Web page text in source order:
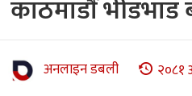
काठमाडाैँ भीडभाड
अनलाइन डबली २०८१